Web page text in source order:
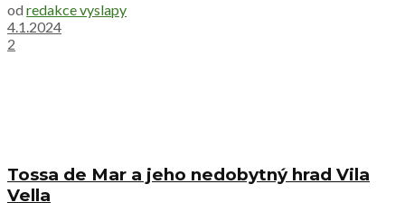
od redakce vyslapy
4.1.2024
2
Tossa de Mar a jeho nedobytný hrad Vila
Vella